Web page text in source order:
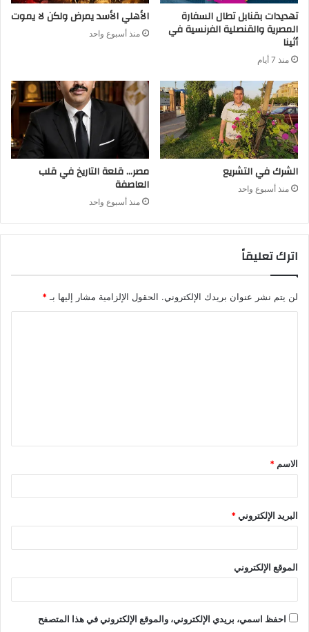
تهديدات بقنابل تطال السفارة
المصرية والقنصلية الفرنسية في
أثينا
منذ 7 أيام
الأهلي الأسد يمرض ولكن لا يموت
منذ أسبوع واحد
الشرك في التشريع
منذ أسبوع واحد
مصر… قلعة التاريخ في قلب
العاصفة
منذ أسبوع واحد
اترك تعليقاً
لن يتم نشر عنوان بريدك الإلكتروني. الحقول الإلزامية مشار إليها بـ *
الاسم *
البريد الإلكتروني*
الموقع الإلكتروني
احفظ اسمي، بريدي الإلكتروني، والموقع الإلكتروني في هذا المتصفح